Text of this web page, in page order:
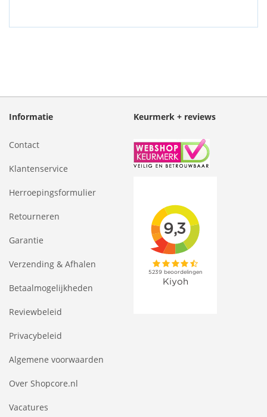
Informatie
Contact
Klantenservice
Herroepingsformulier
Retourneren
Garantie
Verzending & Afhalen
Betaalmogelijkheden
Reviewbeleid
Privacybeleid
Algemene voorwaarden
Over Shopcore.nl
Vacatures
Keurmerk + reviews